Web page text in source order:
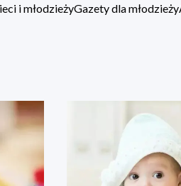
i młodzieżyGazety dla młodzieży